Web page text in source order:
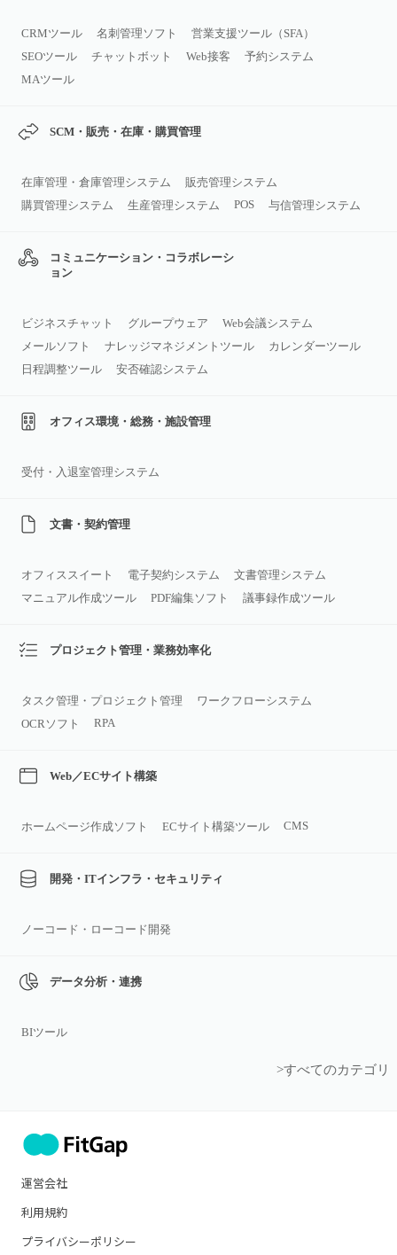
CRMツール 名刺管理ソフト
営業支援ツール（SFA）
SEOツール
チャットボット Web接客
予約システム
MAツール
SCM・販売・在庫・購買管理
在庫管理・倉庫管理システム
販売管理システム
購買管理システム
生産管理システム POS 与信管理システム
コミュニケーション・コラボレーシ
ョン
ビジネスチャット グループウェア
Web会議システム
メールソフト
ナレッジマネジメントツール
カレンダーツール
日程調整ツール
安否確認システム
オフィス環境・総務・施設管理
受付・入退室管理システム
文書・契約管理
オフィススイート 電子契約システム
文書管理システム
マニュアル作成ツール
PDF編集ソフト 議事録作成ツール
プロジェクト管理・業務効率化
タスク管理・プロジェクト管理
ワークフローシステム
OCRソフト
RPA
Web／ECサイト構築
ホームページ作成ソフト ECサイト構築ツール CMS
開発・ITインフラ・セキュリティ
ノーコード・ローコード開発
データ分析・連携
BIツール
>すべてのカテゴリ
運営会社
利用規約
プライバシーポリシー